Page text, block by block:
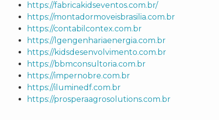
https://fabricakidseventos.com.br/
https://montadormoveisbrasilia.com.br
https://contabilcontex.com.br
https://lgengenhariaenergia.com.br
https://kidsdesenvolvimento.com.br
https://bbmconsultoria.com.br
https://impernobre.com.br
https://iluminedf.com.br
https://prosperaagrosolutions.com.br